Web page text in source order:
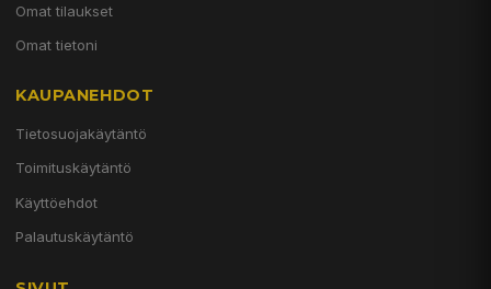
Omat tilaukset
Omat tietoni
KAUPANEHDOT
Tietosuojakäytäntö
Toimituskäytäntö
Käyttöehdot
Palautuskäytäntö